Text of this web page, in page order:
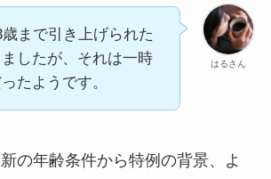
はるさん
まで引き上げられた
したが、それは一時
たようです。
の年齢条件から特例の背景、よ